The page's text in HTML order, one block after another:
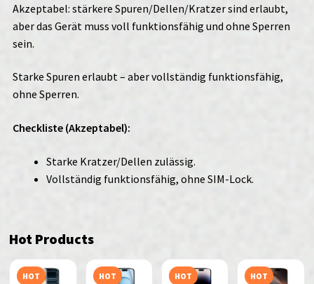
Akzeptabel: stärkere Spuren/Dellen/Kratzer sind erlaubt,
aber das Gerät muss voll funktionsfähig und ohne Sperren
sein.
Starke Spuren erlaubt – aber vollständig funktionsfähig,
ohne Sperren.
Checkliste (Akzeptabel):
Starke Kratzer/Dellen zulässig.
Vollständig funktionsfähig, ohne SIM-Lock.
Hot Products
HOT HOT HOT HOT